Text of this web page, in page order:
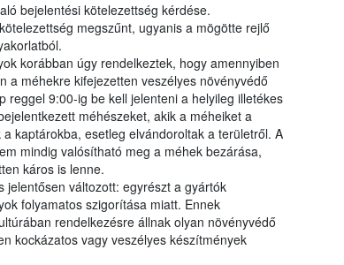
bejelentési kötelezettség kérdése.
megszűnt, ugyanis a mögötte rejlő
korábban úgy rendelkeztek, hogy amennyiben
a méhekre kifejezetten veszélyes növényvédő
9:00-ig be kell jelenteni a helyileg illetékes
méhészeket, akik a méheiket a
kaptárokba, esetleg elvándoroltak a területről. A
mindig valósítható meg a méhek bezárása,
káros is lenne.
változott: egyrészt a gyártók
folyamatos szigorítása miatt. Ennek
rendelkezésre állnak olyan növényvédő
kockázatos vagy veszélyes készítmények